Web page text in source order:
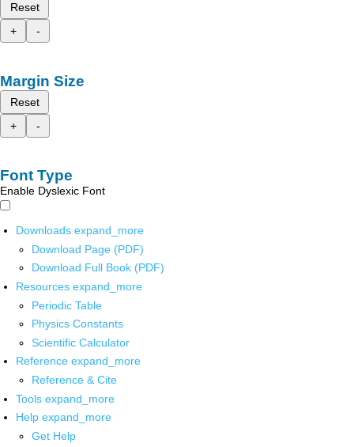
Reset
+
-
Margin Size
Reset
+
-
Font Type
Enable Dyslexic Font
Downloads expand_more
Download Page (PDF)
Download Full Book (PDF)
Resources expand_more
Periodic Table
Physics Constants
Scientific Calculator
Reference expand_more
Reference & Cite
Tools expand_more
Help expand_more
Get Help